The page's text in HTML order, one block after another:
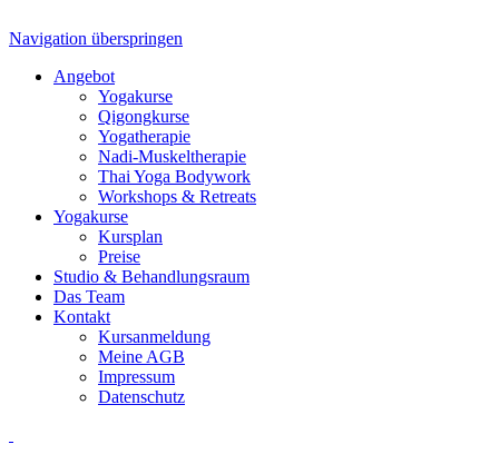
Navigation überspringen
Angebot
Yogakurse
Qigongkurse
Yogatherapie
Nadi-Muskeltherapie
Thai Yoga Bodywork
Workshops & Retreats
Yogakurse
Kursplan
Preise
Studio & Behandlungsraum
Das Team
Kontakt
Kursanmeldung
Meine AGB
Impressum
Datenschutz